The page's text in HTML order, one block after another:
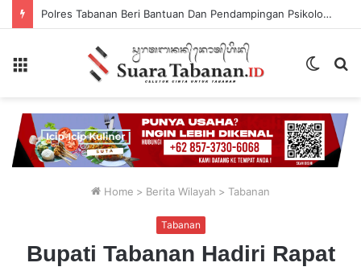
Polres Tabanan Beri Bantuan Dan Pendampingan Psikologis
Switch
Home > Berita Wilayah > Tabanan
Tabanan
Bupati Tabanan Hadiri Rapat